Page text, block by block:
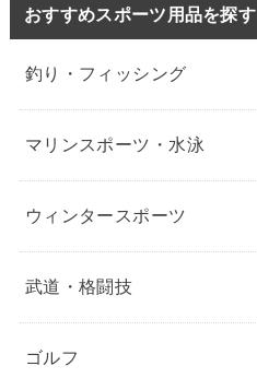
おすすめスポーツ用品を探す
釣り・フィッシング
マリンスポーツ・水泳
ウィンタースポーツ
武道・格闘技
ゴルフ